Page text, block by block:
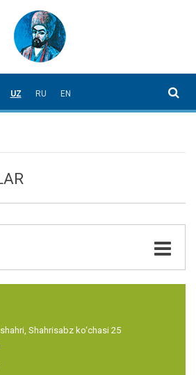
UZ RU EN
Shahrisabz ko‘chasi 25